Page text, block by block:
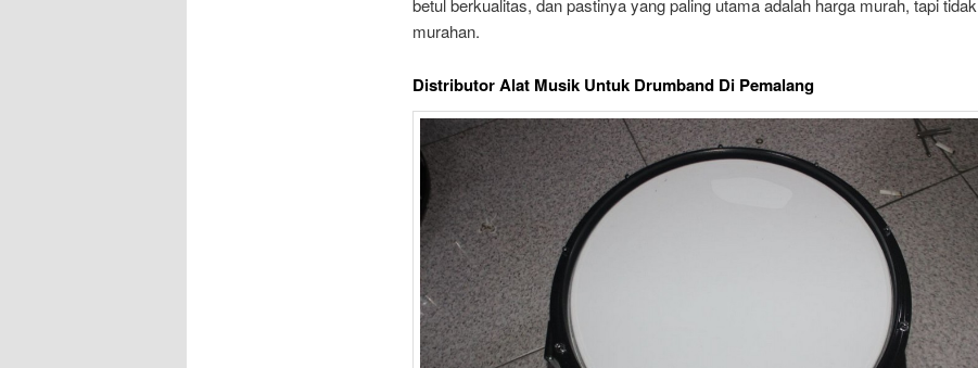
betul berkualitas, dan pastinya yang paling utama adalah harga murah, tapi tidak
murahan.
Distributor Alat Musik Untuk Drumband Di Pemalang